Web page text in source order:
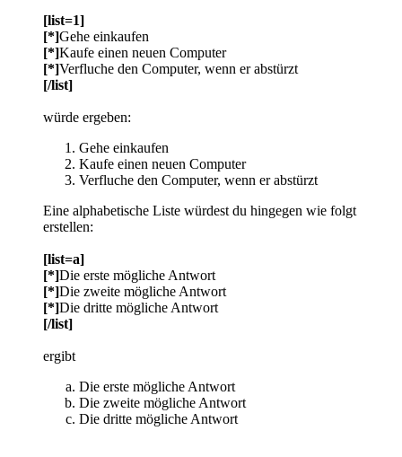
[list=1]
[*]Gehe einkaufen
[*]Kaufe einen neuen Computer
[*]Verfluche den Computer, wenn er abstürzt
[/list]
würde ergeben:
Gehe einkaufen
Kaufe einen neuen Computer
Verfluche den Computer, wenn er abstürzt
Eine alphabetische Liste würdest du hingegen wie folgt
erstellen:
[list=a]
[*]Die erste mögliche Antwort
[*]Die zweite mögliche Antwort
[*]Die dritte mögliche Antwort
[/list]
ergibt
Die erste mögliche Antwort
Die zweite mögliche Antwort
Die dritte mögliche Antwort